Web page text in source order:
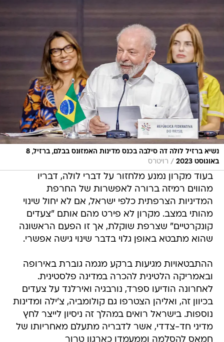
נשיא ברזיל לולה דה סילבה בכנס מדינות האמזונס בבלם, ברזיל, 8
באוגוסט 2023
/ רויטרס
בעוד מקרון נמנע מלחזור על דברי לולה, דבריו
מהווים רמיזה ברורה לאפשרות של החרפת
המדיניות הצרפתית כלפי ישראל, אם לא יחול שינוי
מהותי במצב. מקרון לא פירט מהם אותם "צעדים
קונקרטיים" שצרפת שוקלת, אך זו הפעם הראשונה
שהוא מתבטא באופן גלוי בדבר שינוי גישה אפשרי.
ההתבטאויות מגיעות ברקע מגמה גוברת באירופה
ובאמריקה הלטינית להכרה במדינה פלסטינית.
לאחרונה הודיעו ספרד, נורבגיה ואירלנד על צעדים
בכיוון זה, ואליהן הצטרפו גם קולומביה, צ'ילה ומדינות
נוספות. בישראל רואים במהלך זה ניסיון לייצר לחץ
מדיני חד-צדדי, אשר לדבריה מתעלם מאחריותו של
חמאס להסלמה וממעמדו כארגון טרור